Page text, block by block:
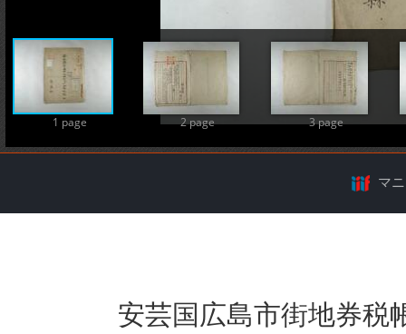
1 page 2 page 3 page
マ
安芸国広島市街地券税